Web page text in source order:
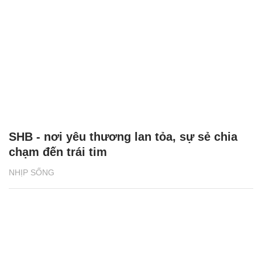
NHỊP SỐNG
SHB - nơi yêu thương lan tỏa, sự sẻ chia
chạm đến trái tim